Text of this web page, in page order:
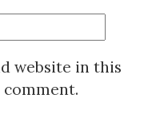
website in this